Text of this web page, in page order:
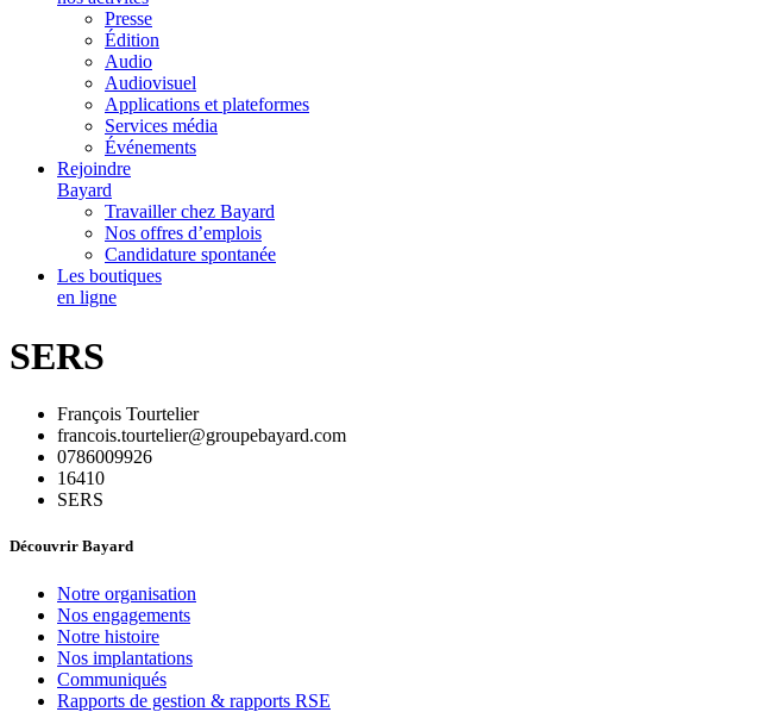
Presse
Édition
Audio
Audiovisuel
Applications et plateformes
Services média
Événements
Rejoindre
Bayard
Travailler chez Bayard
Nos offres d’emplois
Candidature spontanée
Les boutiques
en ligne
SERS
François Tourtelier
francois.tourtelier@groupebayard.com
0786009926
16410
SERS
Découvrir Bayard
Notre organisation
Nos engagements
Notre histoire
Nos implantations
Communiqués
Rapports de gestion & rapports RSE